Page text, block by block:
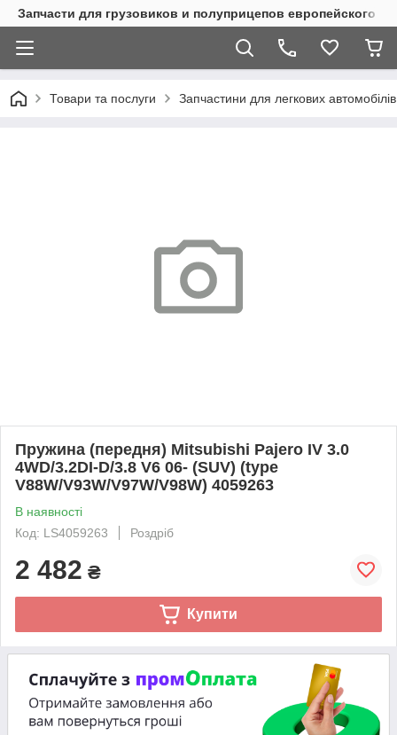
Запчасти для грузовиков и полуприцепов европейского
Товари та послуги Запчастини для легкових автомобілів
Пружина (передня) Mitsubishi Pajero IV 3.0
4WD/3.2DI-D/3.8 V6 06- (SUV) (type
V88W/V93W/V97W/V98W) 4059263
В наявності
Код: LS4059263
Роздріб
2 482 ₴
Купити